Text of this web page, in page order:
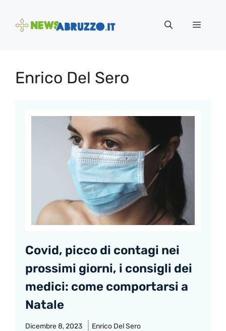
Menu
Enrico Del Sero
Covid, picco di contagi nei
prossimi giorni, i consigli dei
medici: come comportarsi a
Natale
Dicembre 8, 2023 Enrico Del Sero